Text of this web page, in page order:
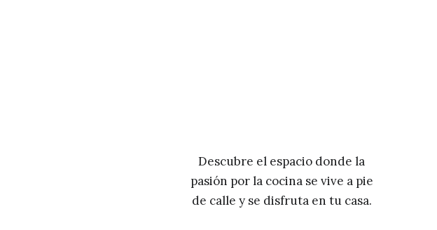
Descubre el espacio donde la
pasión por la cocina se vive a pie
de calle y se disfruta en tu casa.